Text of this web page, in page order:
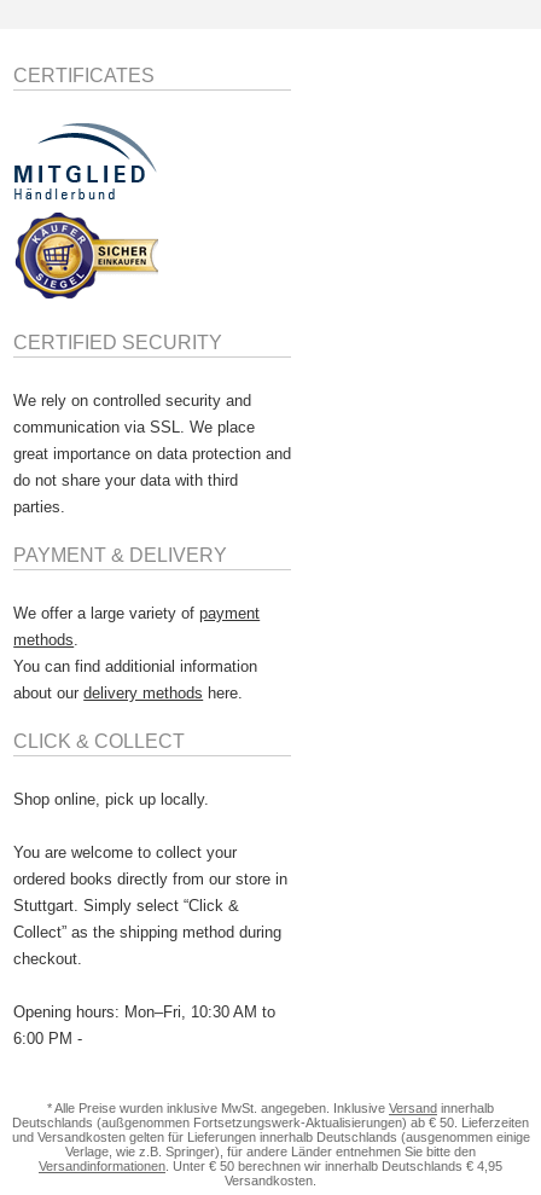
CERTIFICATES
CERTIFIED SECURITY
We rely on controlled security and
communication via SSL. We place
great importance on data protection and
do not share your data with third
parties.
PAYMENT & DELIVERY
We offer a large variety ofpayment
methods.
You can find additionial information
about ourdelivery methods here.
CLICK & COLLECT
Shop online, pick up locally.
You are welcome to collect your
ordered books directly from our store in
Stuttgart. Simply select “Click &
Collect” as the shipping method during
checkout.
Opening hours: Mon–Fri, 10:30 AM to
6:00 PM -
* Alle Preise wurden inklusive MwSt. angegeben. Inklusive Versand innerhalb
Deutschlands (außgenommen Fortsetzungswerk-Aktualisierungen) ab € 50. Lieferzeiten
und Versandkosten gelten für Lieferungen innerhalb Deutschlands (ausgenommen einige
Verlage, wie z.B. Springer), für andere Länder entnehmen Sie bitte den
Versandinformationen . Unter € 50 berechnen wir innerhalb Deutschlands € 4,95
Versandkosten.